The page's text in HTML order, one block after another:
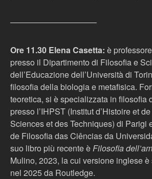
——————————–
Ore 11.30 Elena Casetta: è
presso il Dipartimento di Filosofia e
dell’Educazione dell’Università di
filosofia della biologia e metafisica.
teoretica, si è specializzata in filosofia
presso l’IHPST (Institut d’Histoire et
Sciences et des Techniques) di Parigi
de Filosofia das Ciências da
suo libro più recente èFilosofia
Mulino, 2023, la cui versione inglese
nel 2025 da Routledge.